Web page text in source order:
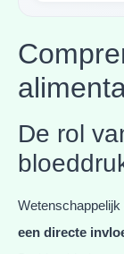
De rol
een directe